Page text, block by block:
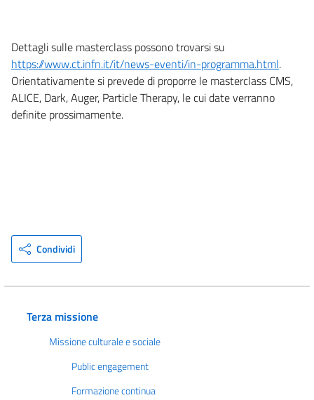
Dettagli sulle masterclass possono trovarsi su
https://www.ct.infn.it/it/news-eventi/in-programma.html.
Orientativamente si prevede di proporre le masterclass CMS,
ALICE, Dark, Auger, Particle Therapy, le cui date verranno
definite prossimamente.
Condividi
Terza missione
Missione culturale e sociale
Public engagement
Formazione continua